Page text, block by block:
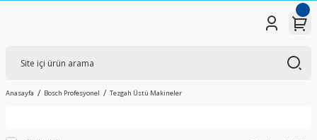
Anasayfa Bosch Profesyonel Tezgah Üstü Makineler